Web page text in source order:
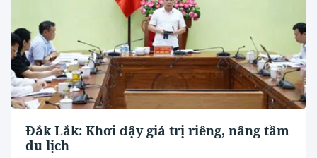
Đắk Lắk: Khơi dậy giá trị riêng, nâng tầm
du lịch